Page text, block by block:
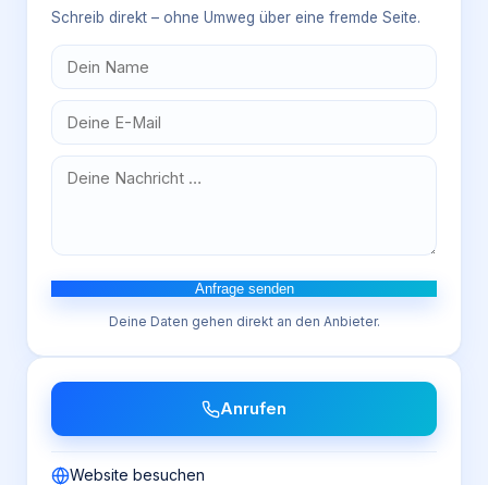
Schreib direkt – ohne Umweg über eine fremde Seite.
Anfrage senden
Deine Daten gehen direkt an den Anbieter.
Anrufen
Website besuchen